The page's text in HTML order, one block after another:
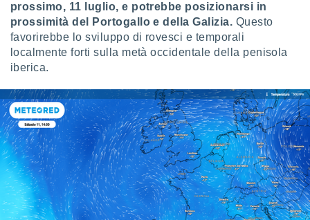
web
In
ti
che
installati
per
la
nel
utilizzati
il
o
o
prossimo, 11 luglio, e potrebbe posizionarsi in
prossimità del Portogallo e della Galizia. Questo
favorirebbe lo sviluppo di rovesci e temporali
localmente forti sulla metà occidentale della penisola
iberica.